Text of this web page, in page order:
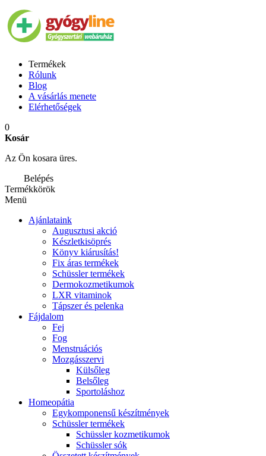
Termékek
Rólunk
Blog
A vásárlás menete
Elérhetőségek
0
Kosár
Az Ön kosara üres.
Belépés
Termékkörök
Menü
Ajánlataink
Augusztusi akció
Készletkisöprés
Könyv kiárusítás!
Fix áras termékek
Schüssler termékek
Dermokozmetikumok
LXR vitaminok
Tápszer és pelenka
Fájdalom
Fej
Fog
Menstruációs
Mozgásszervi
Külsőleg
Belsőleg
Sportoláshoz
Homeopátia
Egykomponensű készítmények
Schüssler termékek
Schüssler kozmetikumok
Schüssler sók